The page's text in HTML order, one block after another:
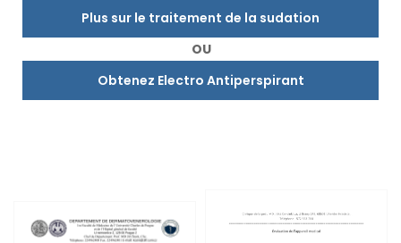
Plus sur le traitement de la sudation
OU
Obtenez Electro Antiperspirant